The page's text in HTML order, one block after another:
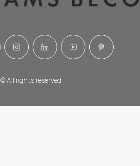
© All rights reserved